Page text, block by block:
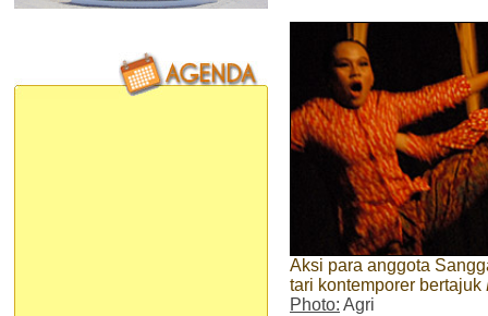
Aksi para anggota
tari kontemporer bertajuk
Photo: Agri